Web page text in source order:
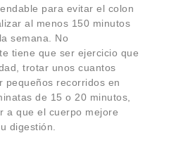
para evitar el colon
al menos 150 minutos
semana. No
tiene que ser ejercicio que
trotar unos cuantos
pequeños recorridos en
de 15 o 20 minutos,
a que el cuerpo mejore
digestión.